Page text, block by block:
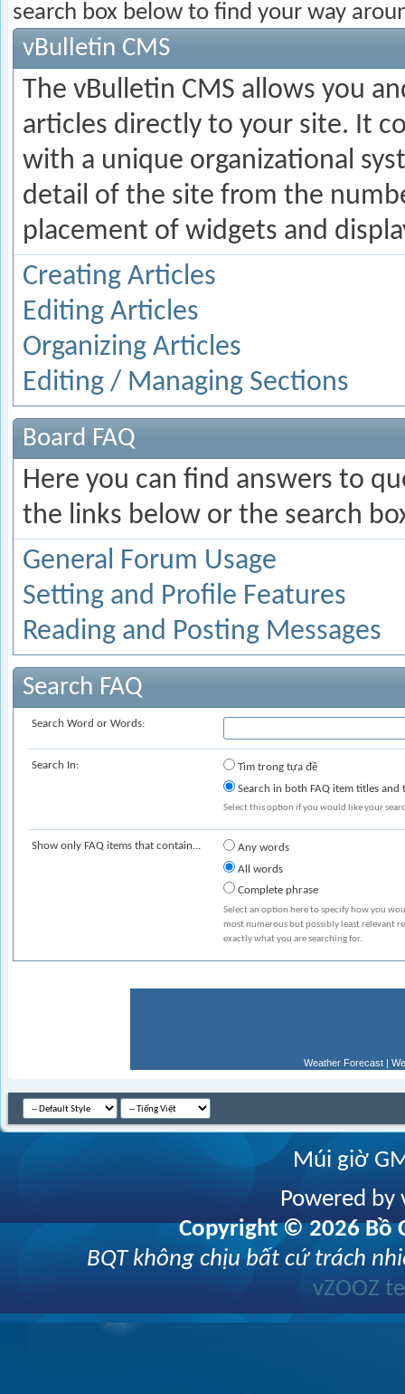
search box below to find your way
vBulletin CMS
The vBulletin CMS allows you
articles directly to your site. It
with a unique organizational
detail of the site from the
placement of widgets and
Creating Articles
Editing Articles
Organizing Articles
Editing / Managing Sections
Board FAQ
Here you can find answers to
the links below or the search
General Forum Usage
Setting and Profile Features
Reading and Posting Messages
Search FAQ
Search Word or Words:
Search In:
Tìm trong tựa đề
Search in both FAQ item titles and
Select this option if you would like your
Show only FAQ items that contain...
Any words
All words
Complete phrase
Select an option here to specify how you
most numerous but possibly least relevant
exactly what you are searching for.
Weather Forecast |
Múi giờ
Powered
Copyright © 2026 Bồ
BQT không chịu bất cứ trách
vZOOZ